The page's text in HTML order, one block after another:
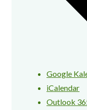
Google
iCalendar
Outlook